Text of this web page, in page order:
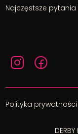
Najczęstsze pytania
Polityka prywatności